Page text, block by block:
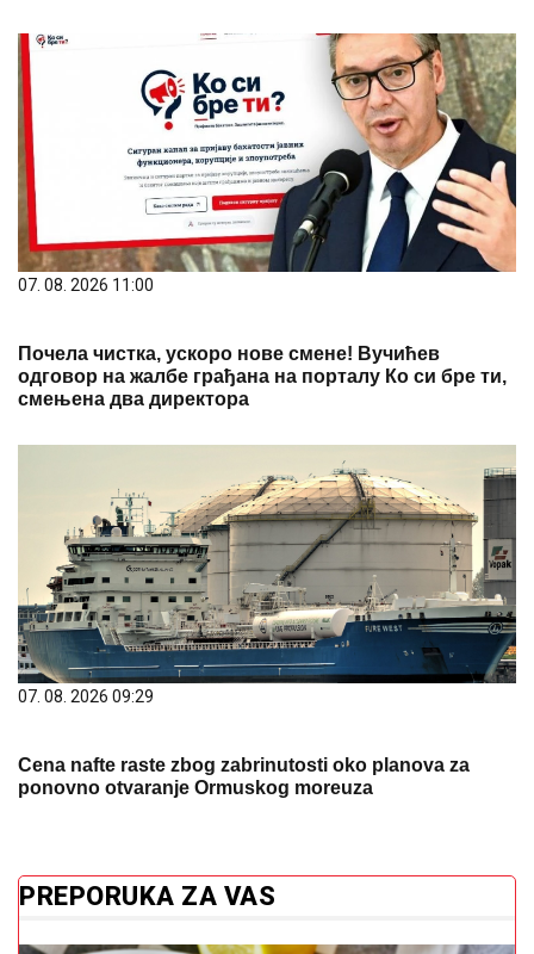
07. 08. 2026 11:00
Почела чистка, ускоро нове смене! Вучићев
одговор на жалбе грађана на порталу Ко си бре ти,
смењена два директора
07. 08. 2026 09:29
Cena nafte raste zbog zabrinutosti oko planova za
ponovno otvaranje Ormuskog moreuza
PREPORUKA ZA VAS